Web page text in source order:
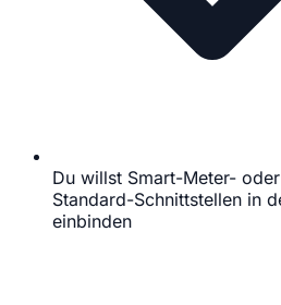
Du willst Smart-Meter-
Standard-Schnittstellen in
einbinden